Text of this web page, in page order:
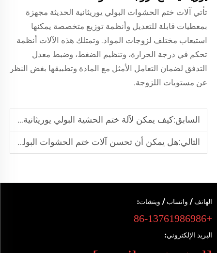
تأتي آلات ختم الحشوات البولي يوريثانية الحديثة مجهزة
بمعطيات قابلة للتعديل وأنظمة توزيع متخصصة يمكنها
استيعاب مختلف لزوجات المواد. وتمتلك هذه الآلات أنظمة
تحكم في درجة الحرارة، وتنظيم الضغط، وضبط معدل
التدفق لضمان التعامل الأمثل مع المادة وتطبيقها بغض النظر
عن مستويات اللزوجة.
السابق:كيف يمكن لآلة ختم الحشية البولي يوريثانية تحسين سرعة الإنتاج؟
التالي:هل يمكن أن تحسن آلات ختم الحشوات البولي يوريثانية الأداء من حيث مقاومة الماء والغبار وإبطاء الاشتعال؟
الهاتف / واتساب / ويتشات:
+86-13761986986
البريد الإلكتروني: